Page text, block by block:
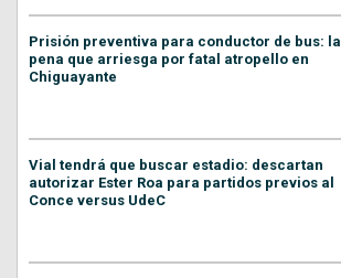
Prisión preventiva para conductor de bus: la
pena que arriesga por fatal atropello en
Chiguayante
Vial tendrá que buscar estadio: descartan
autorizar Ester Roa para partidos previos al
Conce versus UdeC